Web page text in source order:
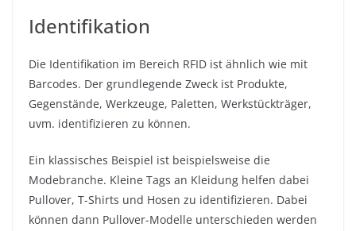
Identifikation
Die Identifikation im Bereich RFID ist ähnlich wie mit
Barcodes. Der grundlegende Zweck ist Produkte,
Gegenstände, Werkzeuge, Paletten, Werkstückträger,
uvm. identifizieren zu können.
Ein klassisches Beispiel ist beispielsweise die
Modebranche. Kleine Tags an Kleidung helfen dabei
Pullover, T-Shirts und Hosen zu identifizieren. Dabei
können dann Pullover-Modelle unterschieden werden